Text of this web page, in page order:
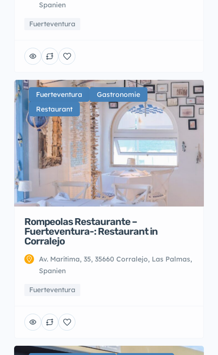
Spanien
Fuerteventura
Fuerteventura
Gastronomie
Restaurant
Rompeolas Restaurante –
Fuerteventura-: Restaurant in
Corralejo
Av. Marítima, 35, 35660 Corralejo, Las Palmas,
Spanien
Fuerteventura